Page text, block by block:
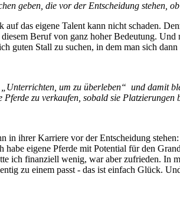
geben, die vor der Entscheidung stehen,
das eigene Talent kann nicht schaden.
Beruf von ganz hoher Bedeutung.
guten Stall zu suchen, in dem man sich
um zu überleben“ und damit
zu verkaufen, sobald sie
ihrer Karriere vor der Entscheidung
eigene Pferde mit Potential für den
finanziell wenig, war aber zufrieden. In
zu einem passt - das ist einfach Glück.